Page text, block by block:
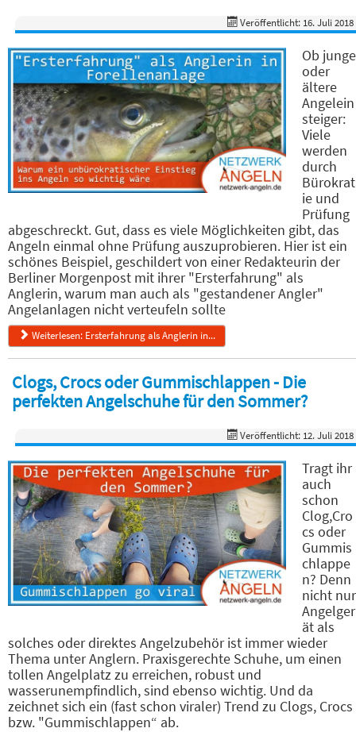
Veröffentlicht: 16. Juli 2018
Ob junge
oder
ältere
Angelein
steiger:
Viele
werden
durch
Bürokrat
ie und
Prüfung
abgeschreckt. Gut, dass es viele Möglichkeiten gibt, das
Angeln einmal ohne Prüfung auszuprobieren. Hier ist ein
schönes Beispiel, geschildert von einer Redakteurin der
Berliner Morgenpost mit ihrer "Ersterfahrung" als
Anglerin, warum man auch als "gestandener Angler"
Angelanlagen nicht verteufeln sollte
Weiterlesen: Ersterfahrung als Anglerin in...
Clogs, Crocs oder Gummischlappen - Die
perfekten Angelschuhe für den Sommer?
Veröffentlicht: 12. Juli 2018
Tragt ihr
auch
schon
Clog,Cro
cs oder
Gummis
chlappe
n? Denn
nicht nur
Angelger
ät als
solches oder direktes Angelzubehör ist immer wieder
Thema unter Anglern. Praxisgerechte Schuhe, um einen
tollen Angelplatz zu erreichen, robust und
wasserunempfindlich, sind ebenso wichtig. Und da
zeichnet sich ein (fast schon viraler) Trend zu Clogs, Crocs
bzw. "Gummischlappen“ ab.